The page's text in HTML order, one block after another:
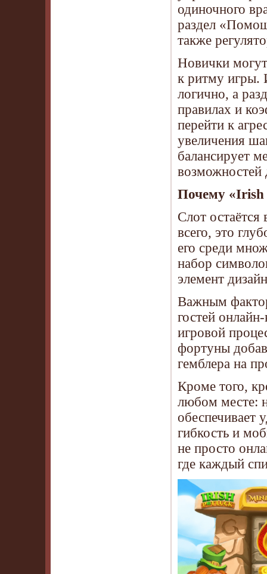
одиночного
раздел
также
Новички
к ритму игры.
логично, а
правилах и
перейти к
увеличения
балансирует
возможностей
Почему «Irish
Слот
всего, это
его среди
набор
элемент
Важным
гостей
игровой
фортуны
гемблера на
Кроме того,
любом месте:
обеспечивает
гибкость и
не просто
где каждый